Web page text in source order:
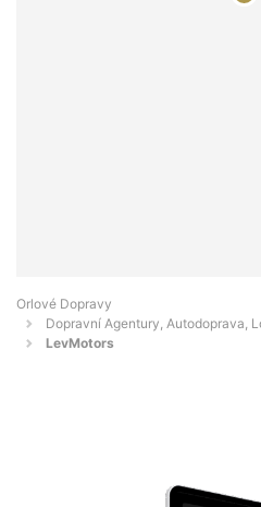
Orlové Dopravy
Dopravní Agentury, Autodoprava,
LevMotors